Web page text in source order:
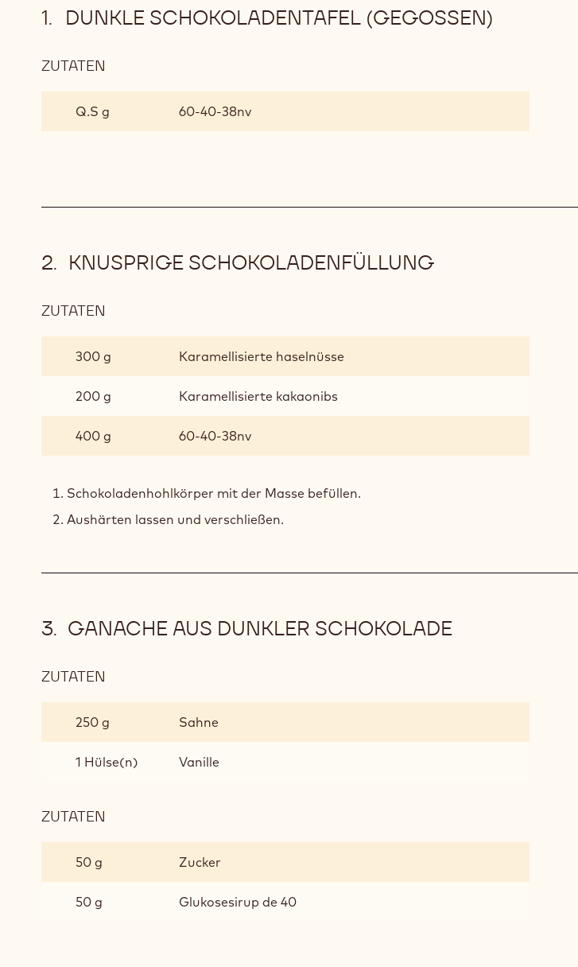
DUNKLE SCHOKOLADENTAFEL (GEGOSSEN)
ZUTATEN
SCHOKOLADENTAFEL
(GEGOSSEN)
Q.S g 60-40-38nv
KNUSPRIGE SCHOKOLADENFÜLLUNG
ZUTATEN
SCHOKOLADENFÜLLUNG
300 g Karamellisierte haselnüsse
200 g Karamellisierte kakaonibs
400 g 60-40-38nv
Schokoladenhohlkörper mit der Masse befüllen.
Aushärten lassen und verschließen.
GANACHE AUS DUNKLER SCHOKOLADE
ZUTATEN
DUNKLER
SCHOKOLADE
250 g Sahne
1 Hülse(n) Vanille
ZUTATEN
SCHOKOLADE
50 g Zucker
50 g Glukosesirup de 40